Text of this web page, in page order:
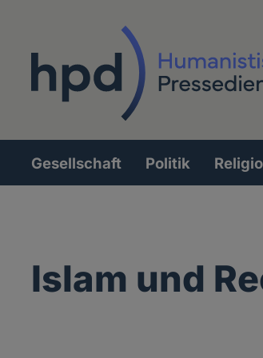
Hauptnavigation
Gesellschaft Politik
Islam und